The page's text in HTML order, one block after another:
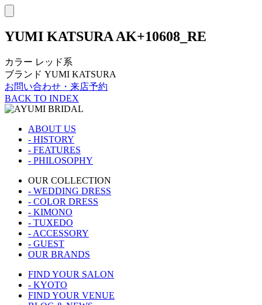
YUMI KATSURA AK+10608_RE
カラー レッド系
ブランド YUMI KATSURA
お問い合わせ・来店予約
BACK TO INDEX
ABOUT US
- HISTORY
- FEATURES
- PHILOSOPHY
OUR COLLECTION
- WEDDING DRESS
- COLOR DRESS
- KIMONO
- TUXEDO
- ACCESSORY
- GUEST
OUR BRANDS
FIND YOUR SALON
- KYOTO
FIND YOUR VENUE